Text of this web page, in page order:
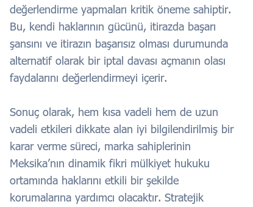
değerlendirme yapmaları kritik öneme sahiptir.
Bu, kendi haklarının gücünü, itirazda başarı
şansını ve itirazın başarısız olması durumunda
alternatif olarak bir iptal davası açmanın olası
faydalarını değerlendirmeyi içerir.
Sonuç olarak, hem kısa vadeli hem de uzun
vadeli etkileri dikkate alan iyi bilgilendirilmiş bir
karar verme süreci, marka sahiplerinin
Meksika’nın dinamik fikri mülkiyet hukuku
ortamında haklarını etkili bir şekilde
korumalarına yardımcı olacaktır. Stratejik